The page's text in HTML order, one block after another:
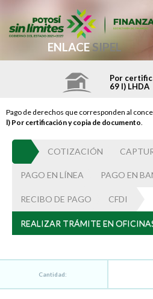
ENLACESIPEL
Por
69 l) LHDA
Pago de derechos que corresponden al
l) Por certificación y copia de documento.
COTIZACIÓN
PAGO EN LÍNEA PAGO EN
RECIBO DE PAGO CFDI
REALIZAR TRÁMITE EN
Cantidad: